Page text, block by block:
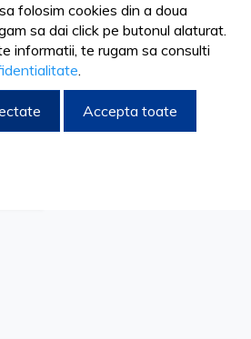
folosim cookies din a doua
sa dai click pe butonul alaturat.
informatii, te rugam sa consulti
.
Accepta toate